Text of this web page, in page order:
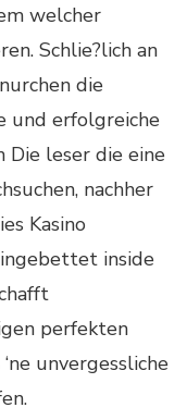
welcher
Schlie?lich an
die
und erfolgreiche
Die leser die eine
nachher
Kasino
inside
perfekten
unvergessliche